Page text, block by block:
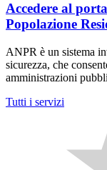
Accedere al
Popolazione
ANPR è un sistema
sicurezza, che
amministrazioni
Tutti i servizi